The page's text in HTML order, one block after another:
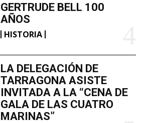
GERTRUDE BELL 100
AÑOS
HISTORIA
LA DELEGACIÓN DE
TARRAGONA ASISTE
INVITADA A LA “CENA DE
GALA DE LAS CUATRO
MARINAS”